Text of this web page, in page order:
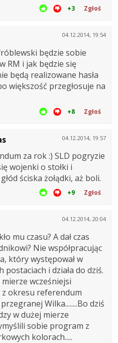
+3 Zgłoś
04.12.2014, 19:54
będzie sobie
RM i jak będzie się
będą realizowane hasła
większość przegłosuje na
+8 Zgłoś
04.12.2014, 19:57
za rok :) SLD pogryzie
wojenki o stołki i
ściska żołądki, aż boli.
+9 Zgłoś
04.12.2014, 20:04
mu czasu? A dał czas
Nie współpracując
który występował w
postaciach i działa do dziś.
wcześniejsi
z okresu referendum
Wilka........Bo dziś
w dużej mierze
sobie program z
kolorach.....